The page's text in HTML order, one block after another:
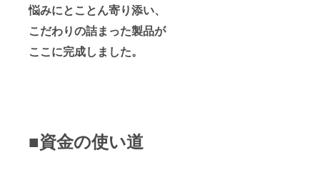
悩みにとことん寄り添い、
こだわりの詰まった製品が
ここに完成しました。
■資金の使い道